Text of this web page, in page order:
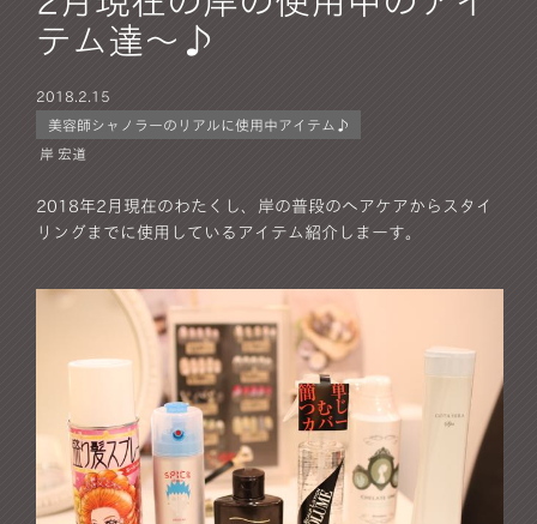
テム達〜♪
2018. 2.15
美容師シャノラーのリアルに使用中アイテム♪
岸 宏道
2018年2月現在のわたくし、岸の普段のヘアケアからスタイ
リングまでに使用しているアイテム紹介しまーす。